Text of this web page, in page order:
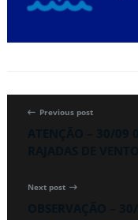
Previous post
Next post